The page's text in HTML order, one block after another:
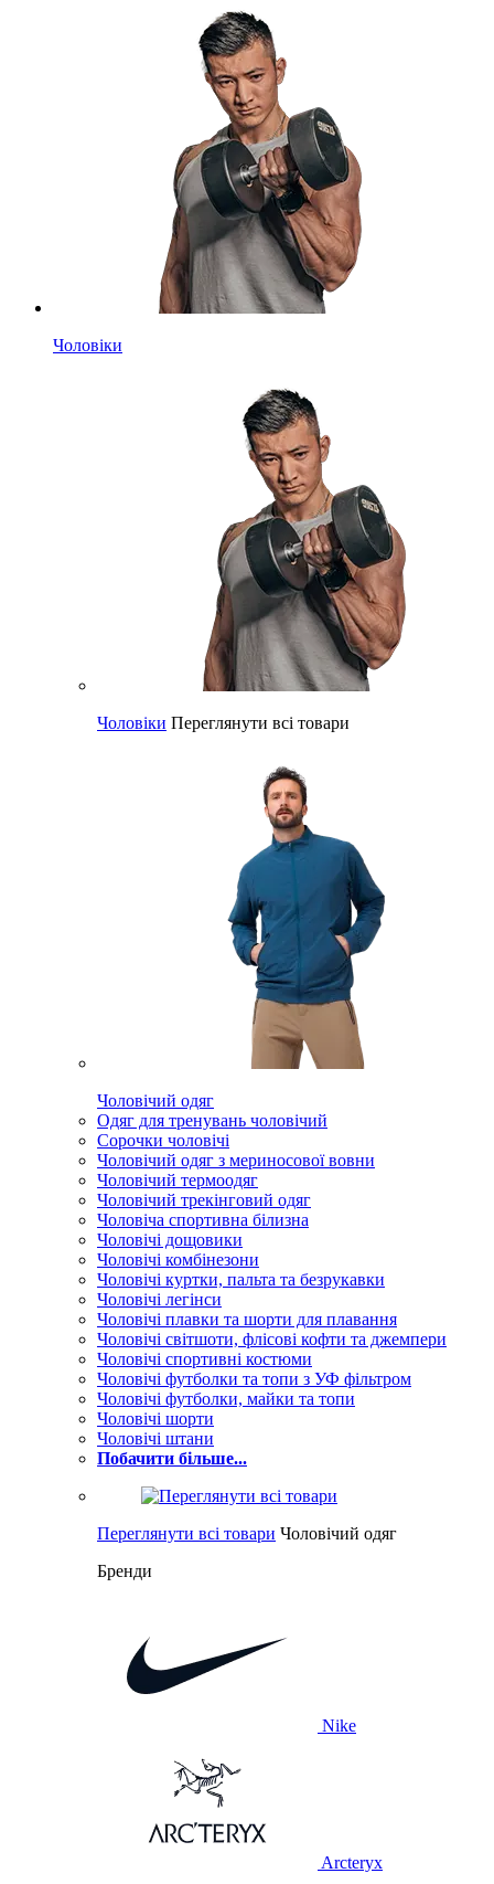
Чоловіки
Чоловіки Переглянути всі товари
Чоловічий одяг
Одяг для тренувань чоловічий
Сорочки чоловічі
Чоловічий одяг з мериносової вовни
Чоловічий термоодяг
Чоловічий трекінговий одяг
Чоловіча спортивна білизна
Чоловічі дощовики
Чоловічі комбінезони
Чоловічі куртки, пальта та безрукавки
Чоловічі легінси
Чоловічі плавки та шорти для плавання
Чоловічі світшоти, флісові кофти та джемпери
Чоловічі спортивні костюми
Чоловічі футболки та топи з УФ фільтром
Чоловічі футболки, майки та топи
Чоловічі шорти
Чоловічі штани
Побачити більше...
Переглянути всі товари Чоловічий одяг
Бренди
Nike
Arcteryx